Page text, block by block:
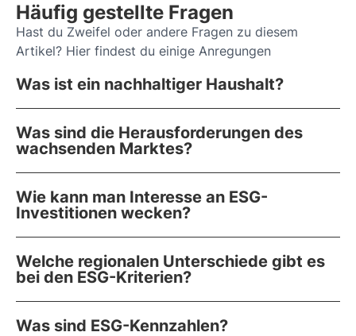
Häufig gestellte Fragen
Hast du Zweifel oder andere Fragen zu diesem
Artikel? Hier findest du einige Anregungen
Was ist ein nachhaltiger Haushalt?
Was sind die Herausforderungen des
wachsenden Marktes?
Wie kann man Interesse an ESG-
Investitionen wecken?
Welche regionalen Unterschiede gibt es
bei den ESG-Kriterien?
Was sind ESG-Kennzahlen?